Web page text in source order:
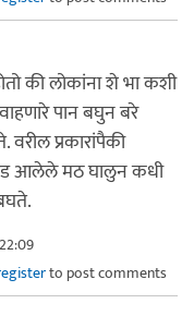
की लोकांना शे भा कशी
पान बघुन बरे
प्रकारांपैकी
आलेले मठ घालुन कधी
to post comments